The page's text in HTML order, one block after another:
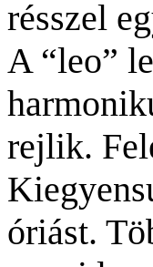
résszel
A “leo”
rejlik.
óriást.